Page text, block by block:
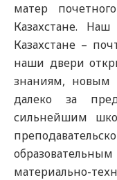
матер
Казахстане.
Казахстане –
наши двери
знаниям, новым
далеко за
сильнейшим
материально-